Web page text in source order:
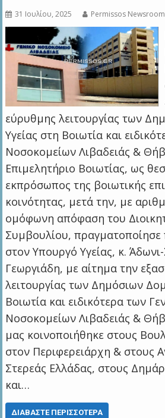
31 Ιουλίου, 2025 Permissos Newsroom
εύρυθμης λειτουργίας των
Υγείας στη Βοιωτία και
Νοσοκομείων Λιβαδειάς &
Επιμελητήριο Βοιωτίας, ως
εκπρόσωπος της βοιωτικής
κοινότητας, μετά την, με
ομόφωνη απόφαση του
Συμβουλίου,
στον Υπουργό Υγείας, κ.
Γεωργιάδη, με αίτημα την
λειτουργίας των Δημόσιων
Βοιωτία και ειδικότερα των
Νοσοκομείων Λιβαδειάς &
μας κοινοποιήθηκε στους
στον Περιφερειάρχη & στους
Στερεάς Ελλάδας, στους
και…
ΔΙΑΒΆΣΤΕ ΠΕΡΙΣΣΌΤΕΡΑ